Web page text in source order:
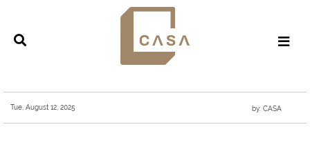
Tue, August 12, 2025 by: CASA